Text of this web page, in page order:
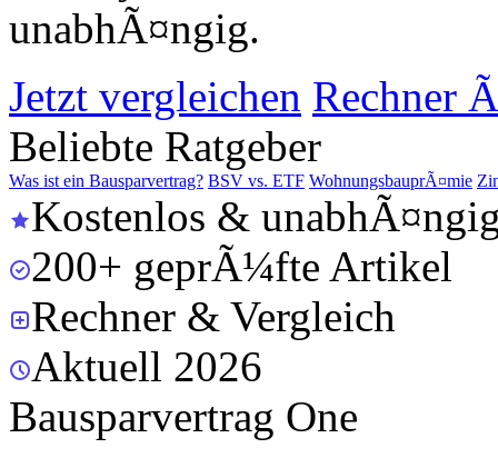
unabhÃ¤ngig.
Jetzt vergleichen Rechner
Beliebte Ratgeber
Was ist ein Bausparvertrag? BSV vs. ETF WohnungsbauprÃ¤mie
Kostenlos &
200+ geprÃ¼fte Artikel
Rechner & Vergleich
Aktuell 2026
Bausparvertrag One